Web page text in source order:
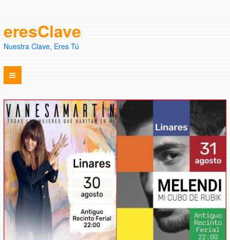
eresClave
Nuestra Clave, Eres Tú